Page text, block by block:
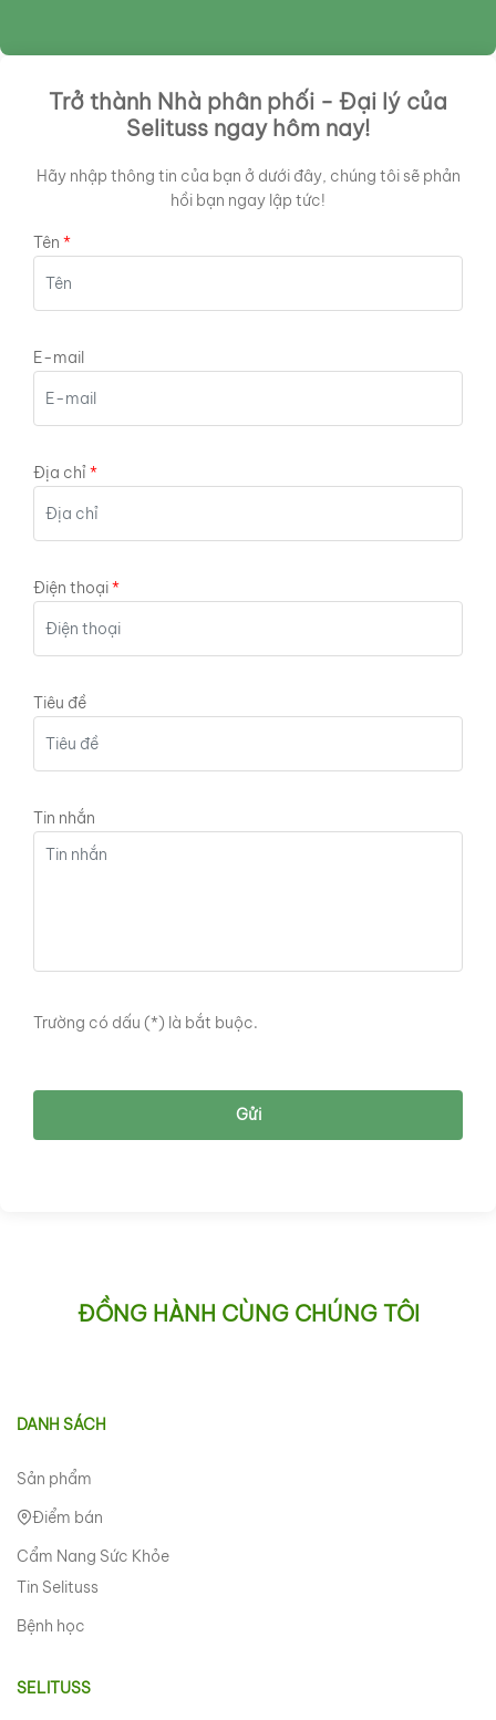
Trở thành Nhà phân phối - Đại lý của
Selituss ngay hôm nay!
Hãy nhập thông tin của bạn ở dưới đây, chúng tôi sẽ phản
hồi bạn ngay lập tức!
Tên
E-mail
Địa chỉ
Điện thoại
Tiêu đề
Tin nhắn
Trường có dấu (*) là bắt buộc.
Gửi
ĐỒNG HÀNH CÙNG CHÚNG TÔI
DANH SÁCH
Sản phẩm
Điểm bán
Cẩm Nang Sức Khỏe
Tin Selituss
Bệnh học
SELITUSS